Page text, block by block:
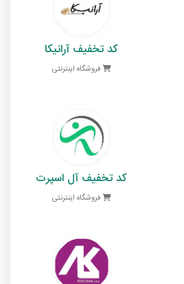
کد تخفیف آرانیکا
فروشگاه اینترنتی
کد تخفیف آل اسپرت
فروشگاه اینترنتی